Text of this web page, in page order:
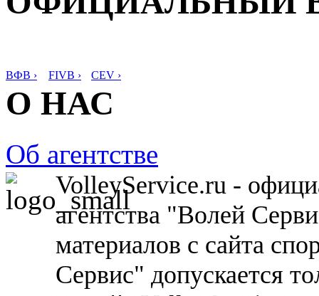
ВФВ › FIVB › CEV ›
О НАС
Об агентстве
VolleyService.ru -
агентства "Волей
материалов с сайта
Сервис" допускается